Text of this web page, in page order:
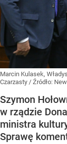
Marcin Kulasek,
Czarzasty / Źródło:
Szymon
w rządzie
ministra
Sprawę